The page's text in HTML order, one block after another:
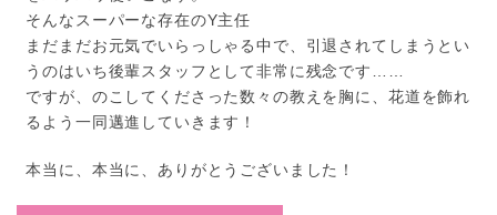
そんなスーパーな存在のY主任
まだまだお元気でいらっしゃる中で、引退されてしまうとい
うのはいち後輩スタッフとして非常に残念です……
ですが、のこしてくださった数々の教えを胸に、花道を飾れ
るよう一同邁進していきます！
本当に、本当に、ありがとうございました！